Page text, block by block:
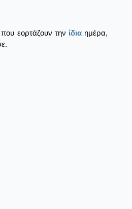
εορτάζουν την ίδιαημέρα,